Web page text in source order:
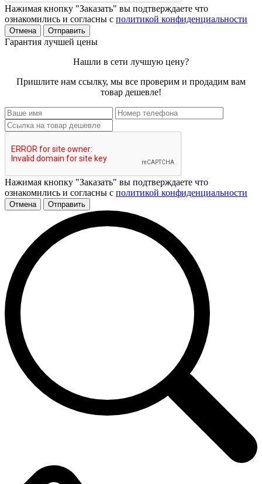
Нажимая кнопку "Заказать" вы подтверждаете что
ознакомились и согласны с политикой конфиденциальности
Отмена Отправить
Гарантия лучшей цены
Нашли в сети лучшую цену?
Пришлите нам ссылку, мы все проверим и продадим вам
товар дешевле!
Нажимая кнопку "Заказать" вы подтверждаете что
ознакомились и согласны с политикой конфиденциальности
Отмена Отправить